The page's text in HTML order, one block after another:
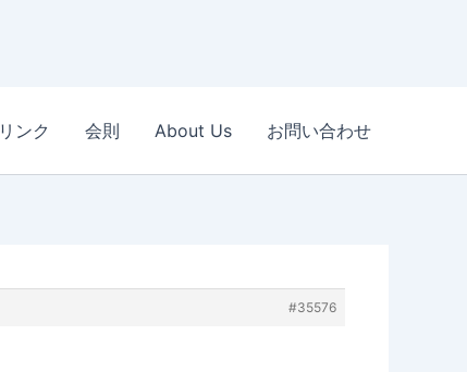
リンク 会則 About Us お問い合わせ
#35576